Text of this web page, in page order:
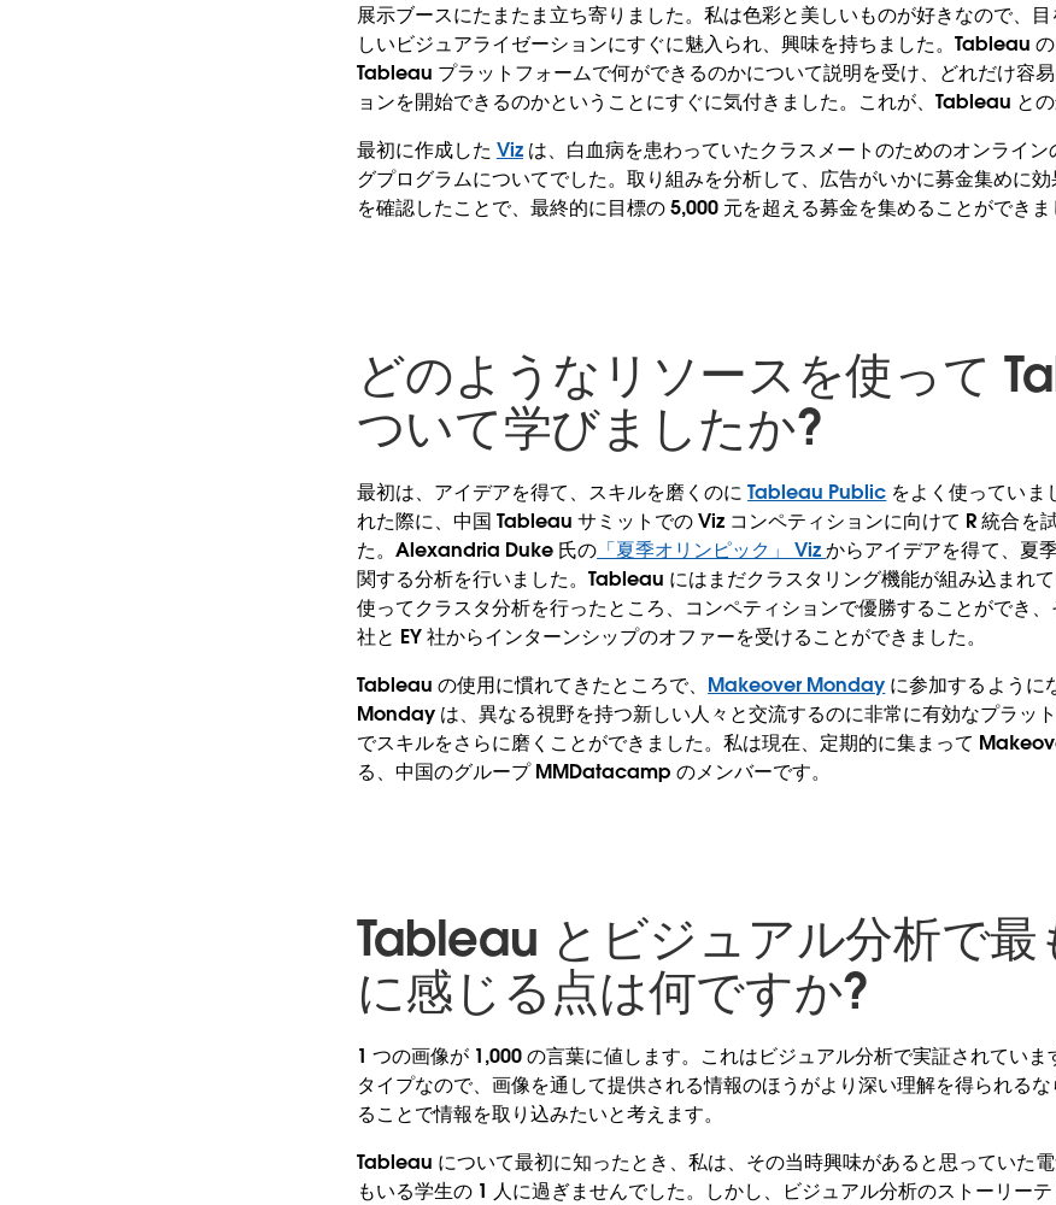
展示ブースにたまたま立ち寄りました。私は色彩と美しいものが好きなので、
しいビジュアライゼーションにすぐに魅入られ、興味を持ちました。Tableau の
Tableau プラットフォームで何ができるのかについて説明を受け、どれだけ容
ョンを開始できるのかということにすぐに気付きました。これが、Tableau との
最初に作成した Vizは、白血病を患わっていたクラスメートのためのオンライ
グプログラムについてでした。取り組みを分析して、広告がいかに募金集めに
を確認したことで、最終的に目標の 5,000 元を超える募金を集めることができま
どのようなリソースを使って
ついて学びましたか?
最初は、アイデアを得て、スキルを磨くのにTableau Public をよく使っていま
れた際に、中国 Tableau サミットでの Viz コンペティションに向けて R 統合を
た。Alexandria Duke 氏の 「夏季オリンピック」 Vizからアイデアを得て、夏
関する分析を行いました。Tableau にはまだクラスタリング機能が組み込まれ
使ってクラスタ分析を行ったところ、コンペティションで優勝することができ
社と EY 社からインターンシップのオファーを受けることができました。
Tableau の使用に慣れてきたところで、 Makeover Monday に参加するよう
Monday は、異なる視野を持つ新しい人々と交流するのに非常に有効なプラッ
でスキルをさらに磨くことができました。私は現在、定期的に集まって
る、中国のグループ MMDatacamp のメンバーです。
Tableau とビジュアル分析で最
に感じる点は何ですか?
1 つの画像が 1,000 の言葉に値します。これはビジュアル分析で実証されてい
タイプなので、画像を通して提供される情報のほうがより深い理解を得られる
ることで情報を取り込みたいと考えます。
Tableau について最初に知ったとき、私は、その当時興味があると思っていた
もいる学生の 1 人に過ぎませんでした。しかし、ビジュアル分析のストーリー